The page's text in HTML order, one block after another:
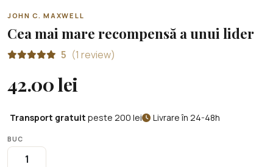
JOHN C. MAXWELL
Cea mai mare recompensă a unui lider
5 (1 review)
42.00 lei
Transport gratuit peste 200 lei Livrare în 24-48h
BUC